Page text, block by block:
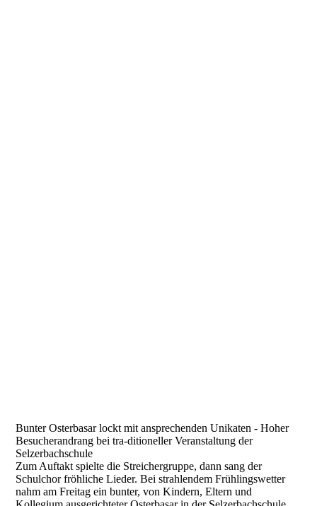
Bunter Osterbasar lockt mit ansprechenden Unikaten - Hoher
Besucherandrang bei tra-ditioneller Veranstaltung der
Selzerbachschule
Zum Auftakt spielte die Streichergruppe, dann sang der
Schulchor fröhliche Lieder. Bei strahlendem Frühlingswetter
nahm am Freitag ein bunter, von Kindern, Eltern und